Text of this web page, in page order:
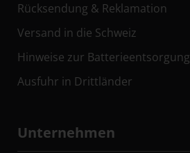
Rücksendung & Reklamation
Versand in die Schweiz
Hinweise zur Batterieentsorgung
Ausfuhr in Drittländer
Unternehmen